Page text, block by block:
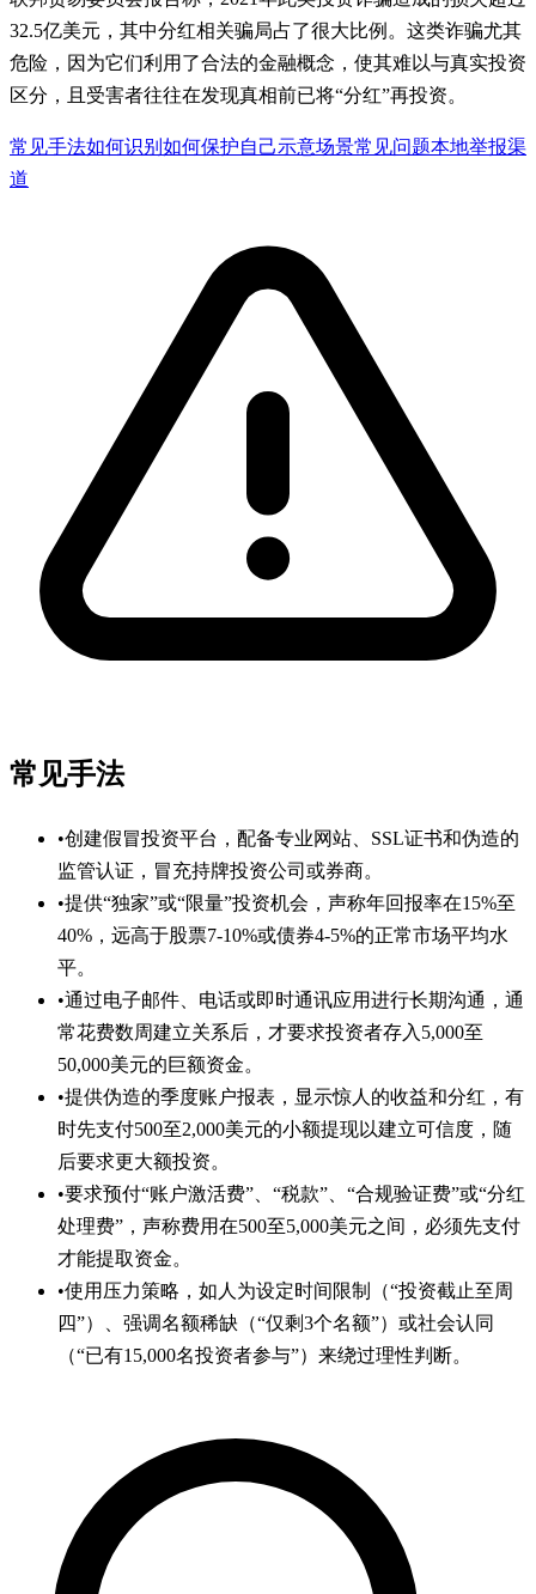
32.5亿美元，其中分红相关骗局占了很大比例。这类诈骗尤其
危险，因为它们利用了合法的金融概念，使其难以与真实投资
区分，且受害者往往在发现真相前已将“分红”再投资。
常见手法如何识别 如何保护自己示意场景常见问题本地举报渠
道
常见手法
•创建假冒投资平台，配备专业网站、SSL证书和伪造的
监管认证，冒充持牌投资公司或券商。
•提供“独家”或“限量”投资机会，声称年回报率在15%至
40%，远高于股票7-10%或债券4-5%的正常市场平均水
平。
•通过电子邮件、电话或即时通讯应用进行长期沟通，通
常花费数周建立关系后，才要求投资者存入5,000至
50,000美元的巨额资金。
•提供伪造的季度账户报表，显示惊人的收益和分红，有
时先支付500至2,000美元的小额提现以建立可信度，随
后要求更大额投资。
•要求预付“账户激活费”、“税款”、“合规验证费”或“分红
处理费”，声称费用在500至5,000美元之间，必须先支付
才能提取资金。
•使用压力策略，如人为设定时间限制（“投资截止至周
四”）、强调名额稀缺（“仅剩3个名额”）或社会认同
（“已有15,000名投资者参与”）来绕过理性判断。